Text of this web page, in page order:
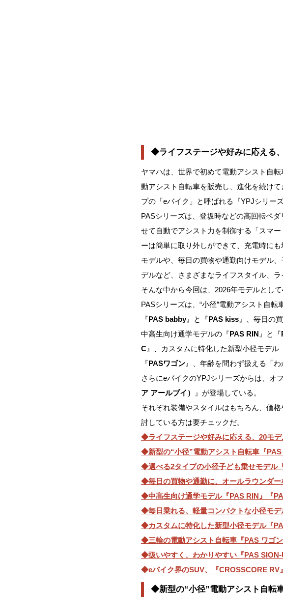
◆ライフステージや好みに応える
ヤマハは、世界で初めて電動アシスト自
動アシスト自転車を販売し、進化を続け
プの「eバイク」と呼ばれる『YPJシリー
PASシリーズは、登坂時などの高回転ペ
せて自動でアシスト力を制御する「スマ
ーは簡単に取り外しができて、充電時に
モデルや、毎日の買物や通勤向けモデル
デルなど、さまざまなライフスタイル、
そんな中から今回は、2026年モデルとし
PASシリーズは、“小径”電動アシスト自転
『PAS babby』と『PAS kiss 』、毎日の
中高生向け通学モデルの『PAS RIN 』と『
C 』、カスタムに特化した新型小径モデル
『PASワゴン 』、年齢を問わず扱える「
さらにeバイクのYPJシリーズからは、オ
ア アールブイ）
』が登場している。
それぞれ装備やスタイルはもちろん、価
討している方は要チェックだ。
◆ライフステージや好みに応える、20モ
◆新型の“小径”電動アシスト自転車『PAS
◆選べる2タイプの小径子ども乗せモデル
◆毎日の買物や通勤に、オールラウンダー
◆中高生向け通学モデル『PAS RIN』『
◆毎日乗れる、軽量コンパクトな小径モデ
◆カスタムに特化した新型小径モデル『
◆三輪の電動アシスト自転車『PAS ワゴン
◆扱いやすく、わかりやすい『PAS SION-
◆eバイク界のSUV、『CROSSCORE RV』
◆新型の“小径”電動アシスト自転